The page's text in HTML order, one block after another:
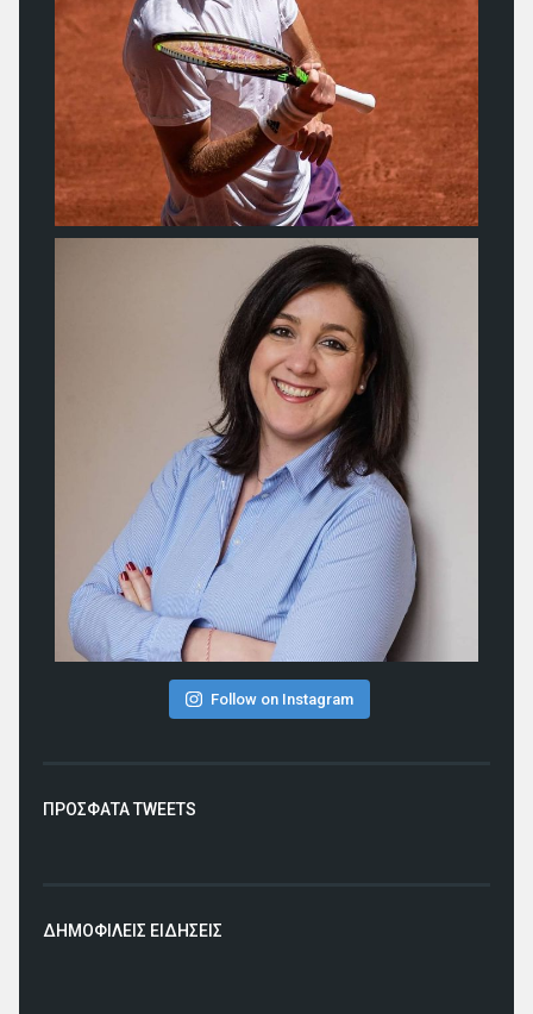
Follow on Instagram
ΠΡΟΣΦΑΤΑ TWEETS
ΔΗΜΟΦΙΛΕΙΣ ΕΙΔΗΣΕΙΣ